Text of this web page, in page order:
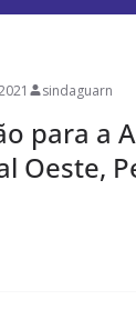
sindaguarn
para a
Oeste,